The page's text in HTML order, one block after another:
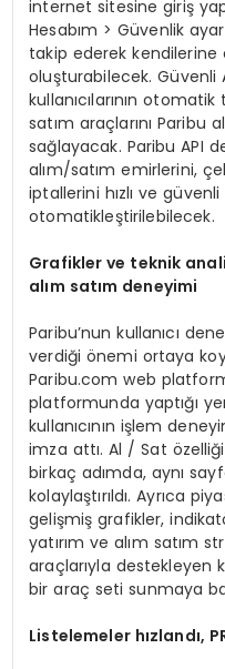
internet sitesine giriş
Hesabım > Güvenlik
takip ederek kendilerine
oluşturabilecek. Güvenli
kullanıcılarının
satım araçlarını Paribu
sağlayacak. Paribu API
alım/satım emirlerini,
iptallerini hızlı ve
otomatikleştirilebilecek.
Grafikler ve teknik
alım satım deneyimi
Paribu’nun kullanıcı
verdiği önemi ortaya
Paribu.com web
platformunda yaptığı
kullanıcının işlem
imza attı. Al / Sat
birkaç adımda, aynı
kolaylaştırıldı. Ayrıca
gelişmiş grafikler,
yatırım ve alım satım
araçlarıyla destekleyen
bir araç seti sunmaya
Listelemeler hızlandı,